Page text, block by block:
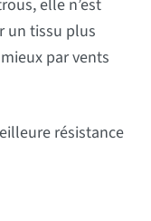
elle n’est
un tissu plus
par vents
résistance